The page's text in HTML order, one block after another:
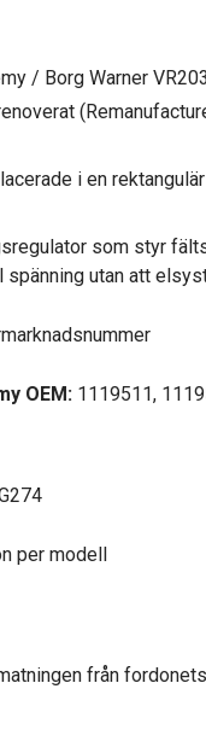
/ Borg Warner VR203
i en
som styr
utan att
OEM: 1119511,
per modell
från